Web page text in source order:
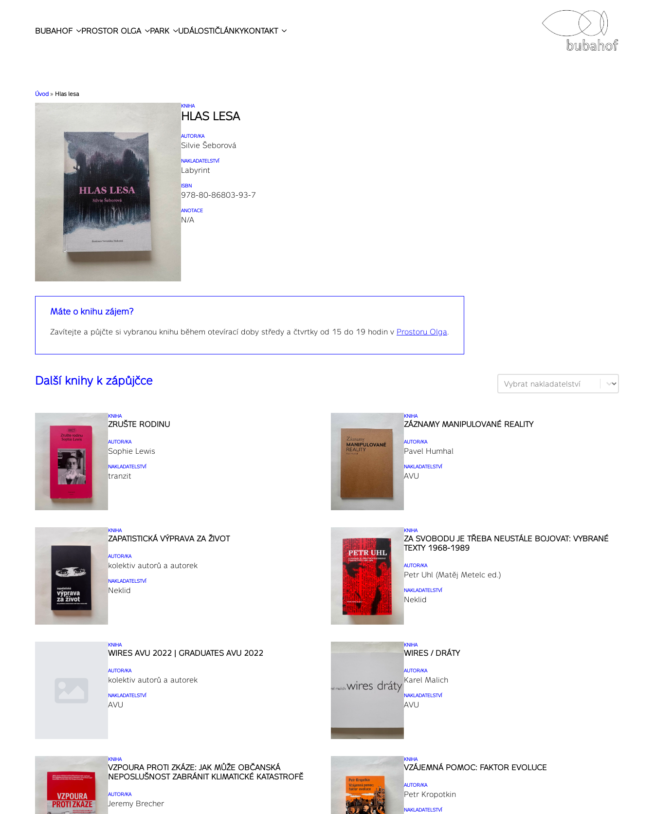
BUBAHOF PROSTOR OLGA PARK UDÁLOSTIČLÁNKYKONTAKT
Úvod » Hlas lesa
KNIHA
HLAS LESA
AUTOR/KA
Silvie Šeborová
NAKLADATELSTVÍ
Labyrint
ISBN
978-80-86803-93-7
ANOTACE
N/A
Máte o knihu zájem?
Zavítejte a půjčte si vybranou knihu během otevírací doby středy a čtvrtky od 15 do 19 hodin v Prostoru Olga
Další knihy k zápůjčce Filtrace nakladatelství
Select content
KNIHA
ZRUŠTE RODINU
AUTOR/KA
Sophie Lewis
NAKLADATELSTVÍ
tranzit
KNIHA
ZÁZNAMY MANIPULOVANÉ REALITY
AUTOR/KA
Pavel Humhal
NAKLADATELSTVÍ
AVU
KNIHA
ZAPATISTICKÁ VÝPRAVA ZA ŽIVOT
AUTOR/KA
kolektiv autorů a autorek
NAKLADATELSTVÍ
Neklid
KNIHA
ZA SVOBODU JE TŘEBA NEUSTÁLE BOJOVAT: VYBRANÉ
TEXTY 1968-1989
AUTOR/KA
Petr Uhl (Matěj Metelc ed.)
NAKLADATELSTVÍ
Neklid
KNIHA
WIRES AVU 2022 | GRADUATES AVU 2022
AUTOR/KA
kolektiv autorů a autorek
NAKLADATELSTVÍ
AVU
KNIHA
WIRES / DRÁTY
AUTOR/KA
Karel Malich
NAKLADATELSTVÍ
AVU
KNIHA
VZPOURA PROTI ZKÁZE: JAK MŮŽE OBČANSKÁ
NEPOSLUŠNOST ZABRÁNIT KLIMATICKÉ KATASTROFĚ
AUTOR/KA
Jeremy Brecher
KNIHA
VZÁJEMNÁ POMOC: FAKTOR EVOLUCE
AUTOR/KA
Petr Kropotkin
NAKLADATELSTVÍ